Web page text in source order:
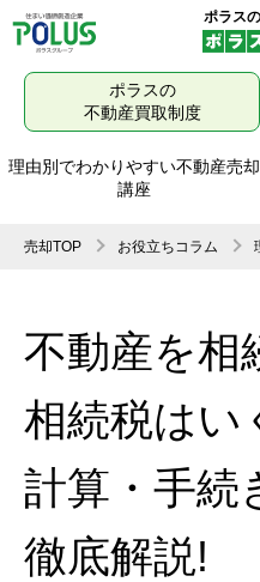
ポラス
ポラスの
不動産買取制度
理由別でわかりやすい不動産売却
講座
売却TOP お役立ちコラム
不動産を相
相続税はい
計算・手続
徹底解説!